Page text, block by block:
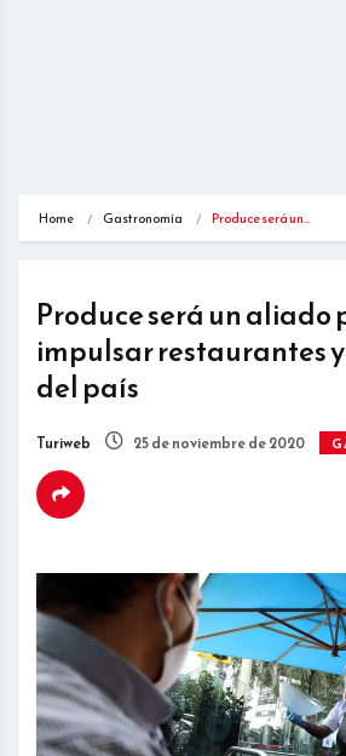
Home Gastronomía Produce será un…
Produce será un aliado
impulsar restaurantes
del país
Turiweb 25 de noviembre de 2020